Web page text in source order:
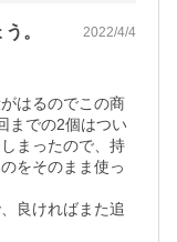
。 2022/4/4
はるのでこの商
までの2個はつい
まったので、持
をそのまま使っ
良ければまた追